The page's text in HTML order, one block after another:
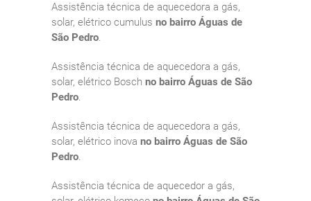
Assistência técnica de aquecedora a gás,
solar, elétrico cumulus no bairro Águas de
São Pedro.
Assistência técnica de aquecedora a gás,
solar, elétrico Bosch no bairro Águas de São
Pedro.
Assistência técnica de aquecedora a gás,
solar, elétrico inova no bairro Águas de São
Pedro.
Assistência técnica de aquecedor a gás,